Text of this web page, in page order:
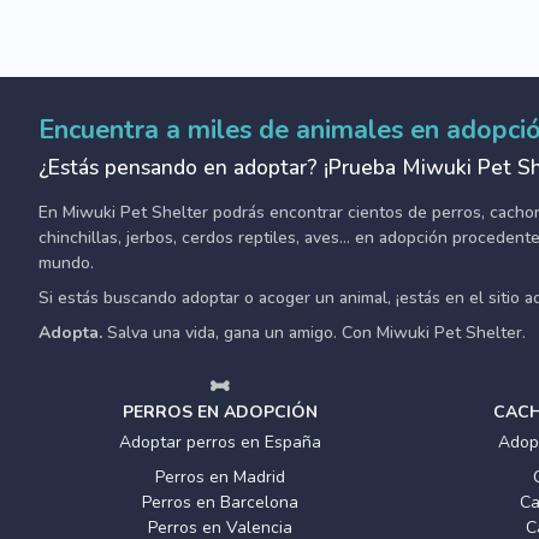
Encuentra a miles de animales en
¿Estás pensando en adoptar? ¡Prueba Miwuki Pet
En Miwuki Pet Shelter podrás encontrar cientos de perros,
chinchillas, jerbos, cerdos reptiles, aves... en adopción
mundo.
Si estás buscando adoptar o acoger un animal, ¡estás en el sitio
Adopta. Salva una vida, gana un amigo. Con Miwuki Pet Shelter.
PERROS EN ADOPCIÓN
Adoptar perros en España
Perros en Madrid
Perros en Barcelona
Perros en Valencia